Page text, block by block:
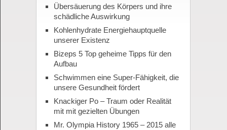
Übersäuerung des Körpers und ihre
schädliche Auswirkung
Kohlenhydrate Energiehauptquelle
unserer Existenz
Bizeps 5 Top geheime Tipps für den
Aufbau
Schwimmen eine Super-Fähigkeit, die
unsere Gesundheit fördert
Knackiger Po – Traum oder Realität
mit mit gezielten Übungen
Mr. Olympia History 1965 – 2015 alle